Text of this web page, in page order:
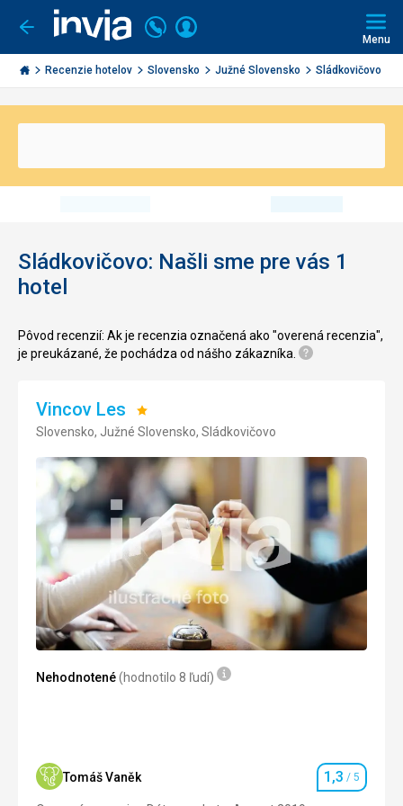
Ísť
späť
Invia.sk
Volajte
+421
2
3221
Prihlásiť
Menu
Recenzie hotelov Slovensko Južné Slovensko Sládkovičovo
Sládkovičovo: Našli sme pre vás 1
hotel
Pôvod recenzií: Ak je recenzia označená ako "overená recenzia",
je preukázané, že pochádza od nášho zákazníka.
Vincov Les Hodnotenie:
1/5
Slovensko, Južné Slovensko, Sládkovičovo
Nehodnotené(hodnotilo 8 ľudí)
Tomáš Vaněk Hodnotenie
1,3 / 5